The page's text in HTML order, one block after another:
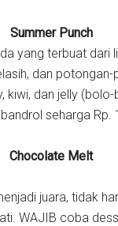
Summer Punch
yang terbuat dari
dan
kiwi, dan jelly
seharga Rp.
Chocolate Melt
juara, tidak
WAJIB coba